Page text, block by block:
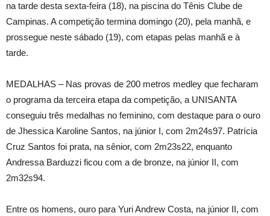
na tarde desta sexta-feira (18), na piscina do Tênis Clube de
Campinas. A competição termina domingo (20), pela manhã, e
prossegue neste sábado (19), com etapas pelas manhã e à
tarde.
MEDALHAS – Nas provas de 200 metros medley que fecharam
o programa da terceira etapa da competição, a UNISANTA
conseguiu três medalhas no feminino, com destaque para o ouro
de Jhessica Karoline Santos, na júnior I, com 2m24s97. Patrícia
Cruz Santos foi prata, na sênior, com 2m23s22, enquanto
Andressa Barduzzi ficou com a de bronze, na júnior II, com
2m32s94.
Entre os homens, ouro para Yuri Andrew Costa, na júnior II, com